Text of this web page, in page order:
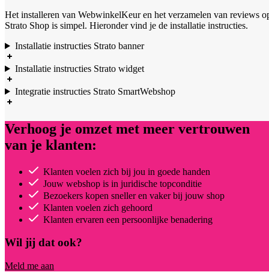
Het installeren van WebwinkelKeur en het verzamelen van reviews
Strato Shop is simpel. Hieronder vind je de installatie instructies.
Installatie instructies Strato banner
Installatie instructies Strato widget
Integratie instructies Strato SmartWebshop
Verhoog je omzet met meer vertrouwen
van je klanten:
Klanten voelen zich bij jou in goede handen
Jouw webshop is in juridische topconditie
Bezoekers kopen sneller en vaker bij jouw shop
Klanten voelen zich gehoord
Klanten ervaren een persoonlijke benadering
Wil jij dat ook?
Meld me aan